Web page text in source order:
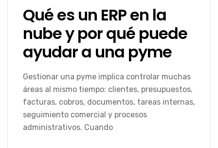
Qué es un ERP en la
nube y por qué puede
ayudar a una pyme
Gestionar una pyme implica controlar muchas
áreas al mismo tiempo: clientes, presupuestos,
facturas, cobros, documentos, tareas internas,
seguimiento comercial y procesos
administrativos. Cuando